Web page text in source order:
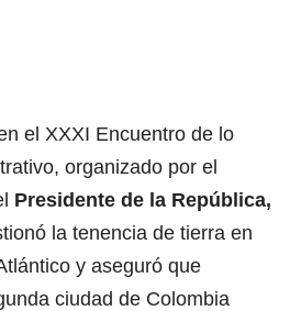
el XXXI Encuentro de lo
organizado por el
Presidente de la República,
la tenencia de tierra en
y aseguró que
ciudad de Colombia